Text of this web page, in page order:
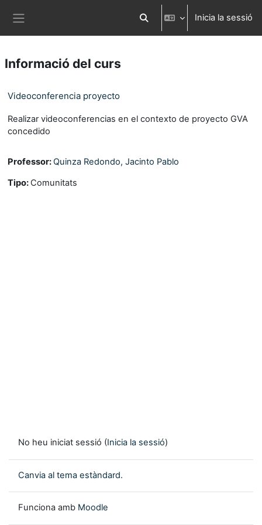
Commuta l'entrada de la cerca
Inicia la sessió
Informació del curs
Videoconferencia proyecto
Realizar videoconferencias en el contexto de proyecto GVA
concedido
Professor:Quinza Redondo, Jacinto Pablo
Tipo: Comunitats
No heu iniciat sessió (Inicia la sessió)
Canvia al tema estàndard.
Funciona amb Moodle